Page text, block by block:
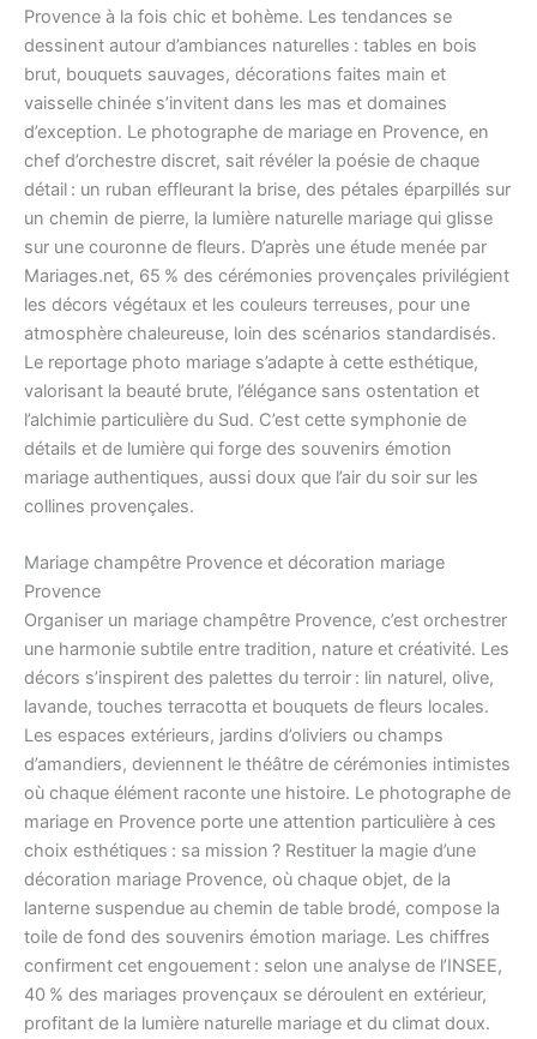
Provence à la fois chic et bohème. Les tendances se
dessinent autour d’ambiances naturelles : tables en bois
brut, bouquets sauvages, décorations faites main et
vaisselle chinée s’invitent dans les mas et domaines
d’exception. Le photographe de mariage en Provence, en
chef d’orchestre discret, sait révéler la poésie de chaque
détail : un ruban effleurant la brise, des pétales éparpillés sur
un chemin de pierre, la lumière naturelle mariage qui glisse
sur une couronne de fleurs. D’après une étude menée par
Mariages.net, 65 % des cérémonies provençales privilégient
les décors végétaux et les couleurs terreuses, pour une
atmosphère chaleureuse, loin des scénarios standardisés.
Le reportage photo mariage s’adapte à cette esthétique,
valorisant la beauté brute, l’élégance sans ostentation et
l’alchimie particulière du Sud. C’est cette symphonie de
détails et de lumière qui forge des souvenirs émotion
mariage authentiques, aussi doux que l’air du soir sur les
collines provençales.
Mariage champêtre Provence et décoration mariage
Provence
Organiser un mariage champêtre Provence, c’est orchestrer
une harmonie subtile entre tradition, nature et créativité. Les
décors s’inspirent des palettes du terroir : lin naturel, olive,
lavande, touches terracotta et bouquets de fleurs locales.
Les espaces extérieurs, jardins d’oliviers ou champs
d’amandiers, deviennent le théâtre de cérémonies intimistes
où chaque élément raconte une histoire. Le photographe de
mariage en Provence porte une attention particulière à ces
choix esthétiques : sa mission ? Restituer la magie d’une
décoration mariage Provence, où chaque objet, de la
lanterne suspendue au chemin de table brodé, compose la
toile de fond des souvenirs émotion mariage. Les chiffres
confirment cet engouement : selon une analyse de l’INSEE,
40 % des mariages provençaux se déroulent en extérieur,
profitant de la lumière naturelle mariage et du climat doux.